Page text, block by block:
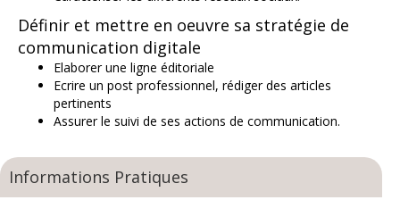
Définir et mettre en oeuvre sa stratégie de
communication digitale
Elaborer une ligne éditoriale
Ecrire un post professionnel, rédiger des articles
pertinents
Assurer le suivi de ses actions de communication.
Informations Pratiques